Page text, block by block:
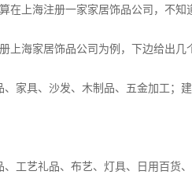
在上海注册一家家居饰品公司，不
上海家居饰品公司为例，下边给出
、家具、沙发、木制品、五金加工；
、工艺礼品、布艺、灯具、日用百货